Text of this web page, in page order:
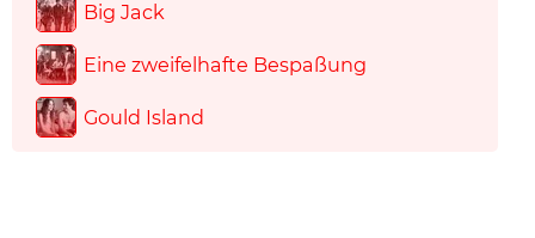
Big Jack
Eine zweifelhafte Bespaßung
Gould Island